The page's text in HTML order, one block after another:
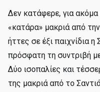
Δεν κατάφερε, για ακόμα
«κατάρα» μακριά από
ήττες σε έξι παιχνίδια
πρόσφατη τη συντριβή
Δύο ισοπαλίες και
της μακριά από το